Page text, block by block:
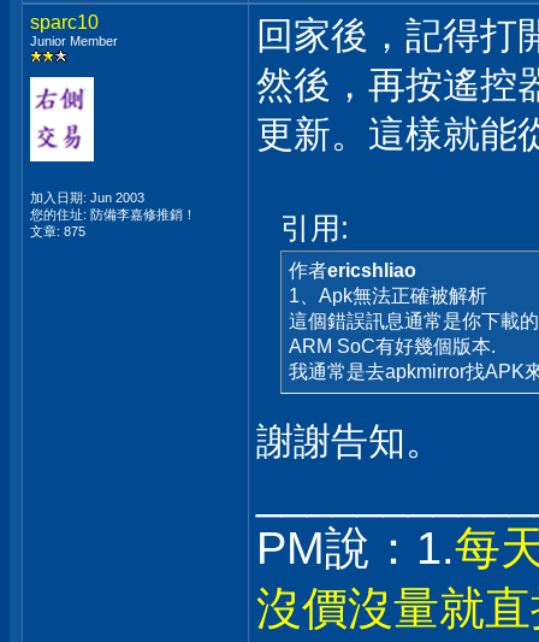
sparc10
Junior Member
加入日期: Jun 2003
您的住址: 防備李嘉修推銷！
文章: 875
回家後，記得打
然後，再按遙控
更新。這樣就能
引用:
作者ericshliao
1、Apk無法正確被解析
這個錯誤訊息通常是你下載
ARM SoC有好幾個版本.
我通常是去apkmirror找APK
謝謝告知。
PM說：1.每
沒價沒量就